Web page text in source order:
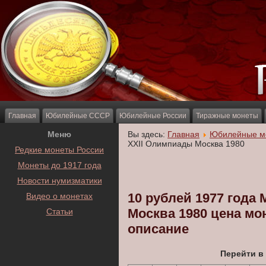
Главная Юбилейные СССР Юбилейные России Тиражные монеты
Меню
Редкие монеты России
Монеты до 1917 года
Новости нумизматики
Видео о монетах
Статьи
Вы здесь: Главная
Юбилейные
XXII Олимпиады Москва 1980
10 рублей 1977
Москва 1980 цена
описание
Перейти в